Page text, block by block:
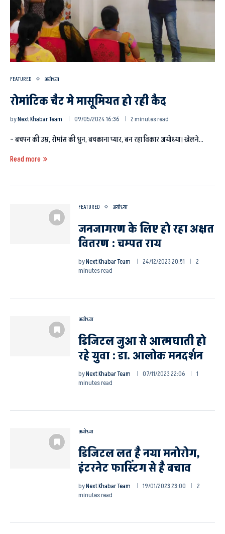
FEATURED अयोध्या
रोमांटिक चैट मे मासूमियत हो रही कैद
byNext Khabar Team 09/05/2024 16:36 2 minutes read
– बचपन की उम्र, रोमांस की धुन, बचकाना प्यार, बन रहा विकार अयोध्या। खेलने…
Read more
FEATURED अयोध्या
जनजागरण के लिए हो रहा अक्षत
वितरण : चम्पत राय
byNext Khabar Team 24/12/2023 20:51
2
minutes read
अयोध्या
डिजिटल जुआ से आत्मघाती हो
रहे युवा : डा. आलोक मनदर्शन
byNext Khabar Team 07/11/2023 22:06
1
minutes read
अयोध्या
डिजिटल लत है नया मनोरोग,
इंटरनेट फास्टिंग से है बचाव
byNext Khabar Team 19/01/2023 23:00
2
minutes read